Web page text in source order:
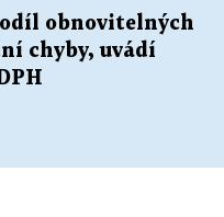
obnovitelných
chyby, uvádí